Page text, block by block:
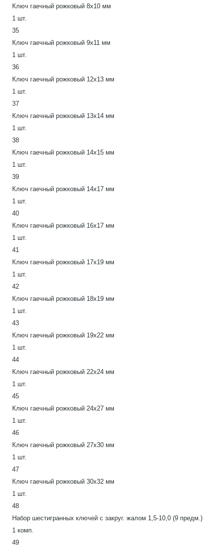
Ключ гаечный рожковый 8x10 мм
1 шт.
35
Ключ гаечный рожковый 9х11 мм
1 шт.
36
Ключ гаечный рожковый 12х13 мм
1 шт.
37
Ключ гаечный рожковый 13x14 мм
1 шт.
38
Ключ гаечный рожковый 14х15 мм
1 шт.
39
Ключ гаечный рожковый 14х17 мм
1 шт.
40
Ключ гаечный рожковый 16х17 мм
1 шт.
41
Ключ гаечный рожковый 17x19 мм
1 шт.
42
Ключ гаечный рожковый 18х19 мм
1 шт.
43
Ключ гаечный рожковый 19х22 мм
1 шт.
44
Ключ гаечный рожковый 22х24 мм
1 шт.
45
Ключ гаечный рожковый 24х27 мм
1 шт.
46
Ключ гаечный рожковый 27х30 мм
1 шт.
47
Ключ гаечный рожковый 30х32 мм
1 шт.
48
Набор шестигранных ключей с закруг. жалом 1,5-10,0 (9 предм.)
1 комп.
49